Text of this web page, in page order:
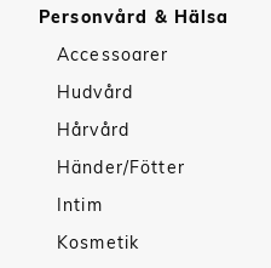
Personvård & Hälsa
Accessoarer
Hudvård
Hårvård
Händer/Fötter
Intim
Kosmetik